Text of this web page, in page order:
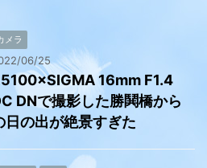
メラ
06/25
16mm F1.4
DNで撮影した勝鬨橋から
日の出が絶景すぎた